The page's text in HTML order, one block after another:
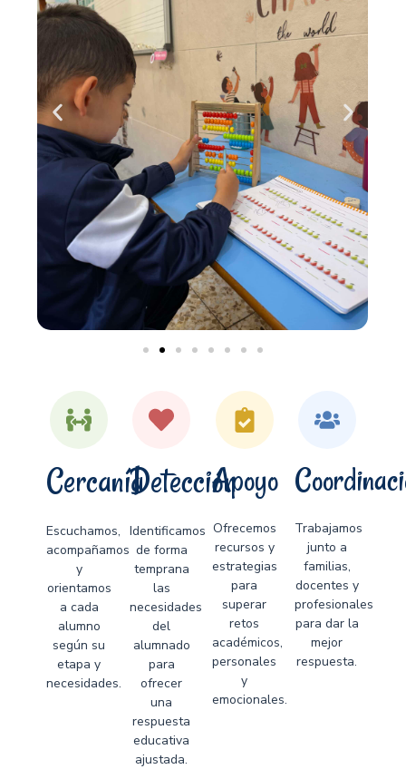
Cercanía
Escuchamos,
acompañamos
y
orientamos
a cada
alumno
según su
etapa y
necesidades.
Detección
Identificamos
de forma
temprana
las
necesidades
del
alumnado
para
ofrecer
una
respuesta
educativa
ajustada.
Apoyo
Ofrecemos
recursos y
estrategias
para
superar
retos
académicos,
personales
y
emocionales.
Trabajamos
junto a
familias,
docentes y
profesionales
para dar la
mejor
respuesta.